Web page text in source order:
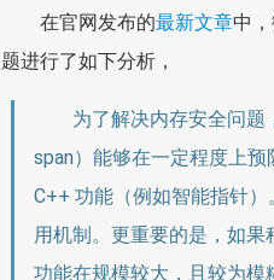
在官网发布的最新文章中
题进行了如下分析，
为了解决内存安全问题
span）能够在一定程度上
C++ 功能（例如智能指针
用机制。更重要的是，如
功能在规模较大，且较为